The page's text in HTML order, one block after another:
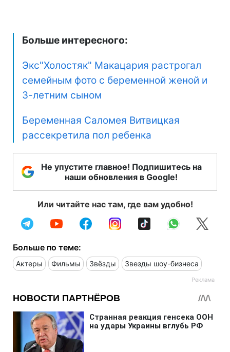
Больше интересного:
Экс"Холостяк" Макацария растрогал
семейным фото с беременной женой и
3-летним сыном
Беременная Саломея Витвицкая
рассекретила пол ребенка
Не упустите главное! Подпишитесь на
наши обновления в Google!
Или читайте нас там, где вам удобно!
Больше по теме:
Актеры Фильмы Звёзды Звезды шоу-бизнеса